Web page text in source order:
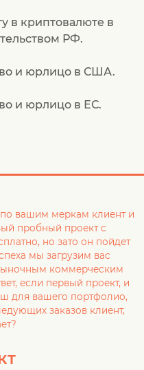
в криптовалюте в
РФ.
и юрлицо в США.
и юрлицо в ЕС.
вашим меркам клиент и
пробный проект с
но зато он пойдет
мы загрузим вас
коммерческим
если первый проект, и
для вашего портфолио,
заказов клиент,